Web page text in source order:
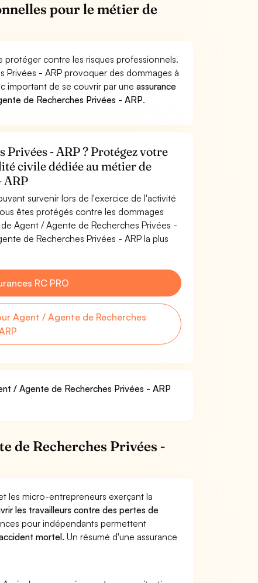
pour le métier de
protéger contre les risques professionnels.
Privées - ARP provoquer des dommages à
important de se couvrir par uneassurance
de Recherches Privées - ARP.
Privées - ARP ? Protégez votre
civile dédiée au métier de
ARP
survenir lors de l'exercice de l'activité
êtes protégés contre les dommages
Agent / Agente de Recherches Privées -
de Recherches Privées - ARP la plus
RC PRO
Agent / Agente de Recherches
/ Agente de Recherches Privées - ARP
de Recherches Privées -
les micro-entrepreneurs exerçant la
les travailleurs contre des pertes de
pour indépendants permettent
mortel. Un résumé d'une assurance